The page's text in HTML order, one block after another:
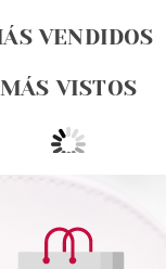
VENDIDOS
MÁS VISTOS